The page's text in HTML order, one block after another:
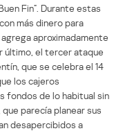
Fin”. Durante estas
más dinero para
aproximadamente
último, el tercer ataque
que se celebra el 14
los cajeros
fondos de lo habitual sin
parecía planear sus
desapercibidos a